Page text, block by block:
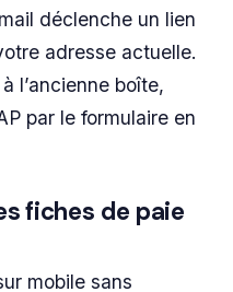
déclenche un lien
adresse actuelle.
l’ancienne boîte,
par le formulaire en
fiches de paie
mobile sans